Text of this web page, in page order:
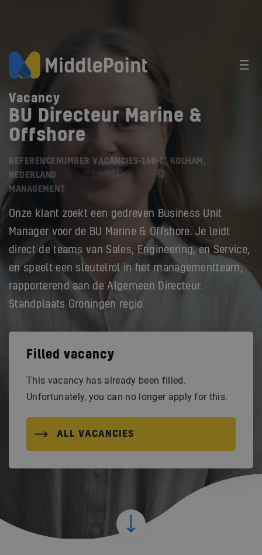
Vacancy
BU Directeur Marine &
Offshore
REFERENCENUMBER VACANCIES-168-C, KOLHAM,
NEDERLAND
MANAGEMENT
Onze klant zoekt een gedreven Business Unit
Manager voor de BU Marine & Offshore. Je leidt
direct de teams van Sales, Engineering, en Service,
en speelt een sleutelrol in het managementteam,
rapporterend aan de Algemeen Directeur.
Standplaats Groningen regio.
Filled vacancy
This vacancy has already been filled.
Unfortunately, you can no longer apply for this.
ALL VACANCIES